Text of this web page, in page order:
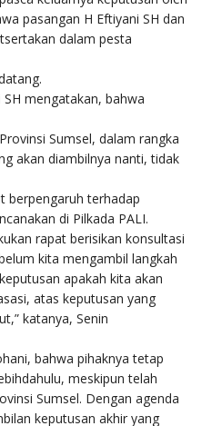
pasangan H Eftiyani SH dan
dalam pesta
mengatakan, bahwa
Sumsel, dalam rangka
akan diambilnya nanti, tidak
berpengaruh terhadap
di Pilkada PALI.
rapat berisikan konsultasi
kita mengambil langkah
apakah kita akan
atas keputusan yang
katanya, Senin
bahwa pihaknya tetap
meskipun telah
Sumsel. Dengan agenda
keputusan akhir yang